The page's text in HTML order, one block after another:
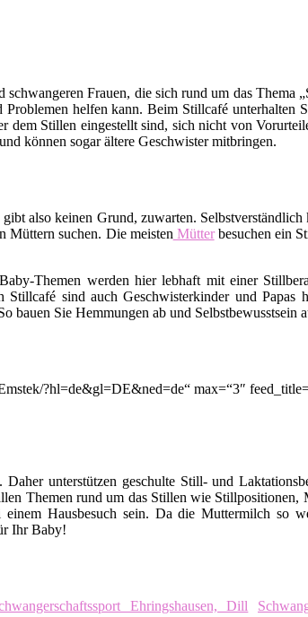
Frauen, die sich rund um das Thema
helfen kann. Beim Stillcafé unterhalten
dem Stillen eingestellt sind, sich nicht von
können sogar ältere Geschwister mitbringen.
also keinen Grund, zuwarten.
Müttern suchen. Die meisten Mütterbesuchen ein
Themen werden hier lebhaft mit einer
sind auch Geschwisterkinder und
bauen Sie Hemmungen ab und
?hl=de&gl=DE&ned=de“ max=“3″
unterstützen geschulte Still- und
Themen rund um das Stillen wie Stillpositionen,
Hausbesuch sein. Da die Muttermilch so
Ihr Baby!
Ehringshausen, Dill